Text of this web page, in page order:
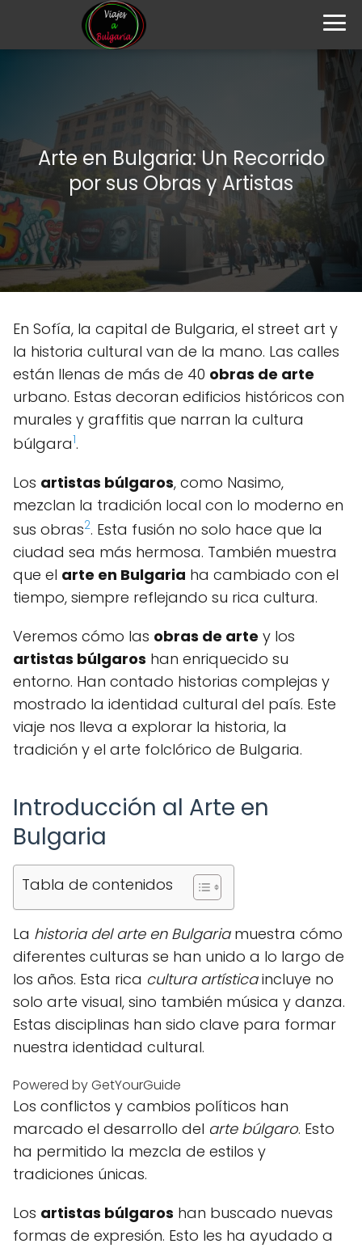
Arte en Bulgaria: Un Recorrido
por sus Obras y Artistas
En Sofía, la capital de Bulgaria, el street art y
la historia cultural van de la mano. Las calles
están llenas de más de 40 obras de arte
urbano. Estas decoran edificios históricos con
murales y graffitis que narran la cultura
búlgara1.
Los artistas búlgaros, como Nasimo,
mezclan la tradición local con lo moderno en
sus obras2. Esta fusión no solo hace que la
ciudad sea más hermosa. También muestra
que el arte en Bulgaria ha cambiado con el
tiempo, siempre reflejando su rica cultura.
Veremos cómo las obras de arte y los
artistas búlgaros han enriquecido su
entorno. Han contado historias complejas y
mostrado la identidad cultural del país. Este
viaje nos lleva a explorar la historia, la
tradición y el arte folclórico de Bulgaria.
Introducción al Arte en
Bulgaria
Tabla de contenidos
La historia del arte en Bulgariamuestra cómo
diferentes culturas se han unido a lo largo de
los años. Esta rica cultura artísticaincluye no
solo arte visual, sino también música y danza.
Estas disciplinas han sido clave para formar
nuestra identidad cultural.
Powered by GetYourGuide
Los conflictos y cambios políticos han
marcado el desarrollo del arte búlgaro. Esto
ha permitido la mezcla de estilos y
tradiciones únicas.
Los artistas búlgaros han buscado nuevas
formas de expresión. Esto les ha ayudado a